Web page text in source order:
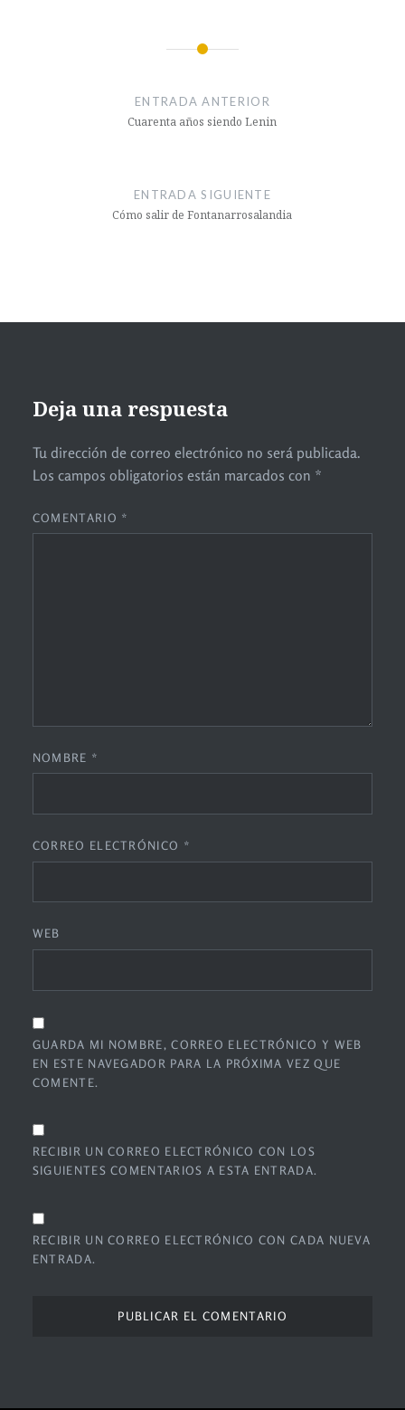
ENTRADA ANTERIOR
Cuarenta años siendo Lenin
ENTRADA SIGUIENTE
Cómo salir de Fontanarrosalandia
Deja una respuesta
Tu dirección de correo electrónico no será publicada.
Los campos obligatorios están marcados con *
COMENTARIO *
NOMBRE *
CORREO ELECTRÓNICO *
WEB
GUARDA MI NOMBRE, CORREO ELECTRÓNICO Y WEB
EN ESTE NAVEGADOR PARA LA PRÓXIMA VEZ QUE
COMENTE.
RECIBIR UN CORREO ELECTRÓNICO CON LOS
SIGUIENTES COMENTARIOS A ESTA ENTRADA.
RECIBIR UN CORREO ELECTRÓNICO CON CADA NUEVA
ENTRADA.